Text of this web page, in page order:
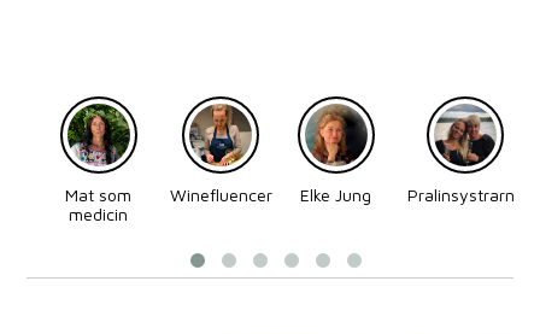
Mat som
medicin
Winefluencer Elke Jung
Pralinsystrarna